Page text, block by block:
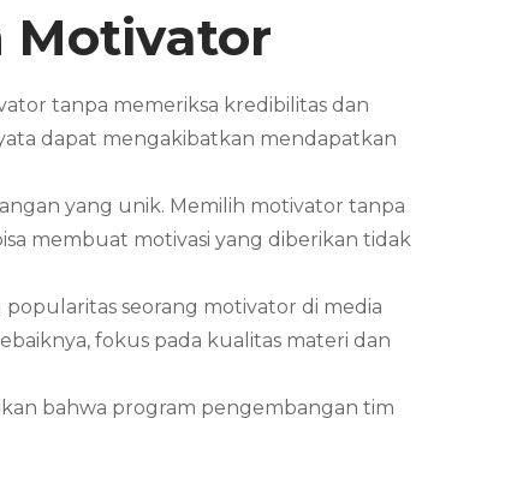
Motivator
tanpa memeriksa kredibilitas dan
dapat mengakibatkan mendapatkan
yang unik. Memilih motivator tanpa
membuat motivasi yang diberikan tidak
seorang motivator di media
fokus pada kualitas materi dan
bahwa program pengembangan tim